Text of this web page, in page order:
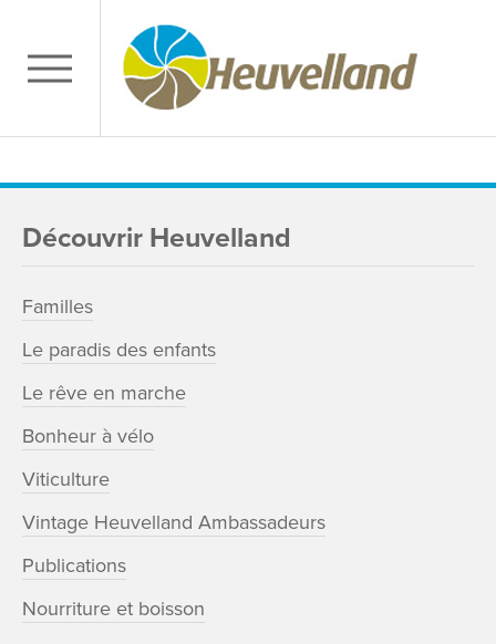
Découvrir Heuvelland
Familles
Le paradis des enfants
Le rêve en marche
Bonheur à vélo
Viticulture
Vintage Heuvelland Ambassadeurs
Publications
Nourriture et boisson